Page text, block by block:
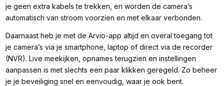
je geen extra kabels te trekken, en worden de camera’s
automatisch van stroom voorzien en met elkaar verbonden.
Daarnaast heb je met de Arvio-app altijd en overal toegang tot
je camera’s via je smartphone, laptop of direct via de recorder
(NVR). Live meekijken, opnames terugzien en instellingen
aanpassen is met slechts een paar klikken geregeld. Zo beheer
je je beveiliging snel en eenvoudig, waar je ook bent.